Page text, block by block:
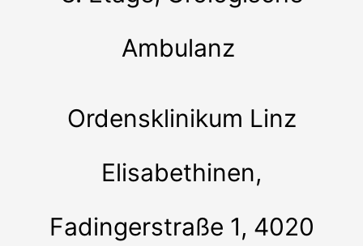
Ambulanz
Ordensklinikum Linz
Elisabethinen,
Fadingerstraße 1, 4020